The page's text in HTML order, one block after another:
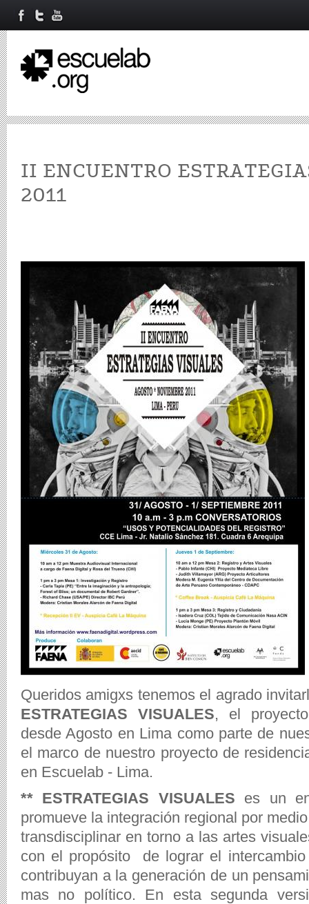
II ENCUENTRO
2011
Queridos amigxs tenemos el agrado
ESTRATEGIAS VISUALES, el
desde Agosto en Lima como parte de
el marco de nuestro proyecto de
en Escuelab - Lima.
** ESTRATEGIAS VISUALES es un
promueve la integración regional por
transdisciplinar en torno a las artes
con el propósito de lograr el
contribuyan a la generación de un
mas no político. En esta segunda